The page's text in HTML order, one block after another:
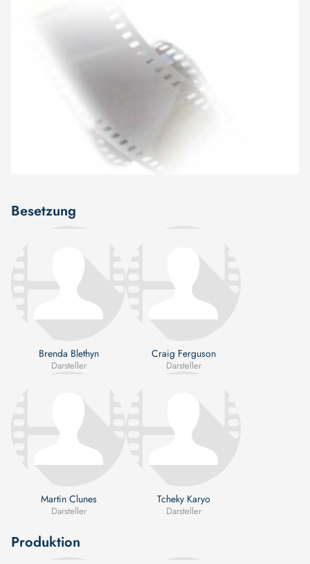
Besetzung
Brenda Blethyn
Darsteller
Craig Ferguson
Darsteller
Martin Clunes
Darsteller
Tcheky Karyo
Darsteller
Produktion